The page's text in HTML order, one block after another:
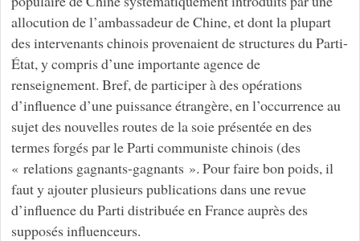
allocution de l’ambassadeur de Chine, et dont la plupart
des intervenants chinois provenaient de structures du Parti-
État, y compris d’une importante agence de
renseignement. Bref, de participer à des opérations
d’influence d’une puissance étrangère, en l’occurrence au
sujet des nouvelles routes de la soie présentée en des
termes forgés par le Parti communiste chinois (des
« relations gagnants-gagnants ». Pour faire bon poids, il
faut y ajouter plusieurs publications dans une revue
d’influence du Parti distribuée en France auprès des
supposés influenceurs.